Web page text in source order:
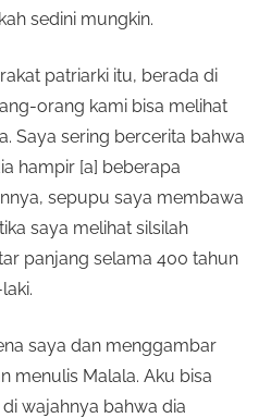
sedini mungkin.
patriarki itu, berada di
orang kami bisa melihat
Saya sering bercerita bahwa
hampir [a] beberapa
sepupu saya membawa
saya melihat silsilah
panjang selama 400 tahun
saya dan menggambar
menulis Malala. Aku bisa
wajahnya bahwa dia